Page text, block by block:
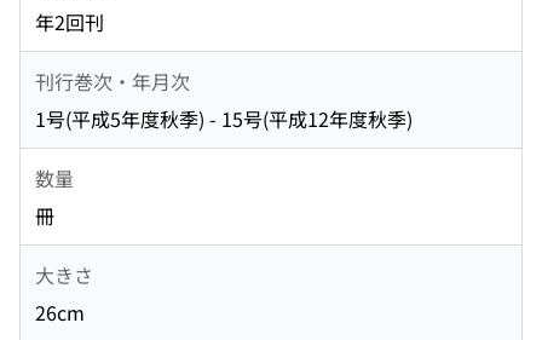
年2回刊
刊行巻次・年月次
1号(平成5年度秋季) - 15号(平成12年度秋季)
数量
冊
大きさ
26cm